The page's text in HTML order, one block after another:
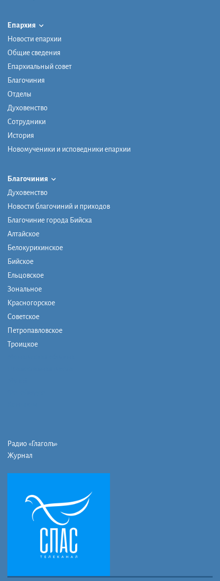
Епархия
Новости епархии
Общие сведения
Епархиальный совет
Благочиния
Отделы
Духовенство
Сотрудники
История
Новомученики и исповедники епархии
Благочиния
Духовенство
Новости благочиний и приходов
Благочиние города Бийска
Алтайское
Белокурихинское
Бийское
Ельцовское
Зональное
Красногорское
Советское
Петропавловское
Троицкое
Радио «Глаголъ»
Журнал